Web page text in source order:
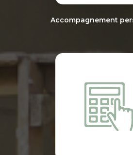
Accompagnement